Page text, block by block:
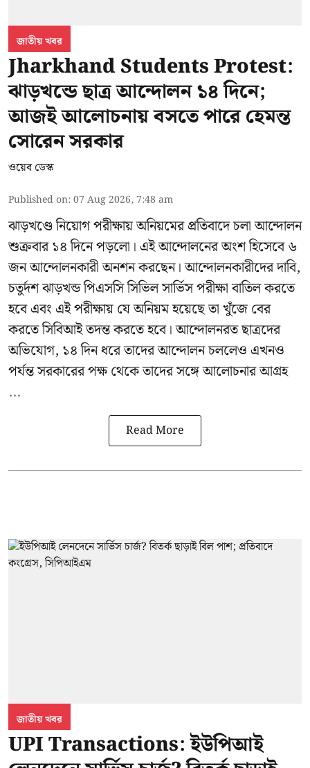
জাতীয় খবর
Jharkhand Students Protest:
ঝাড়খন্ডে ছাত্র আন্দোলন ১৪ দিনে;
আজই আলোচনায় বসতে পারে হেমন্ত
সোরেন সরকার
ওয়েব ডেস্ক
Published on:07 Aug 2026, 7:48 am
ঝাড়খণ্ডে নিয়োগ পরীক্ষায় অনিয়মের প্রতিবাদে চলা আন্দোলন
শুক্রবার ১৪ দিনে পড়লো। এই আন্দোলনের অংশ হিসেবে ৬
জন আন্দোলনকারী অনশন করছেন। আন্দোলনকারীদের দাবি,
চতুর্দশ ঝাড়খন্ড পিএসসি সিভিল সার্ভিস পরীক্ষা বাতিল করতে
হবে এবং এই পরীক্ষায় যে অনিয়ম হয়েছে তা খুঁজে বের
করতে সিবিআই তদন্ত করতে হবে। আন্দোলনরত ছাত্রদের
অভিযোগ, ১৪ দিন ধরে তাদের আন্দোলন চললেও এখনও
পর্যন্ত সরকারের পক্ষ থেকে তাদের সঙ্গে আলোচনার আগ্রহ
...
Read More
জাতীয় খবর
UPI Transactions: ইউপিআই